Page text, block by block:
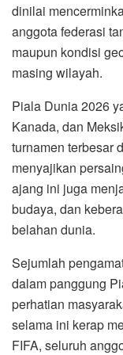
dinilai
anggota federasi
maupun kondisi
masing wilayah.
Piala Dunia 2026
Kanada, dan
turnamen terbesar
menyajikan
ajang ini juga
budaya, dan
belahan dunia.
Sejumlah
dalam panggung
perhatian
selama ini kerap
FIFA, seluruh